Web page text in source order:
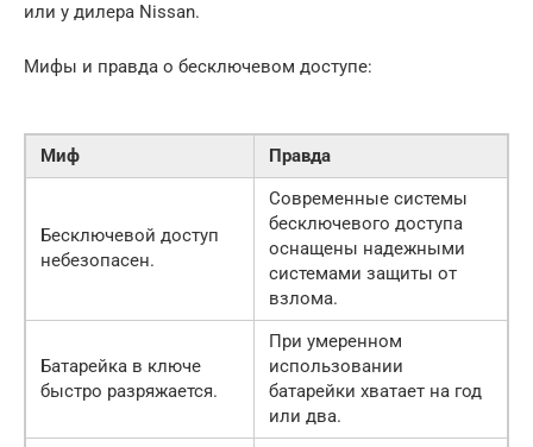
или у дилера Nissan.
Мифы и правда о бесключевом доступе:
Миф Правда
Бесключевой доступ
небезопасен.
Современные системы
бесключевого доступа
оснащены надежными
системами защиты от
взлома.
Батарейка в ключе
быстро разряжается.
При умеренном
использовании
батарейки хватает на год
или два.